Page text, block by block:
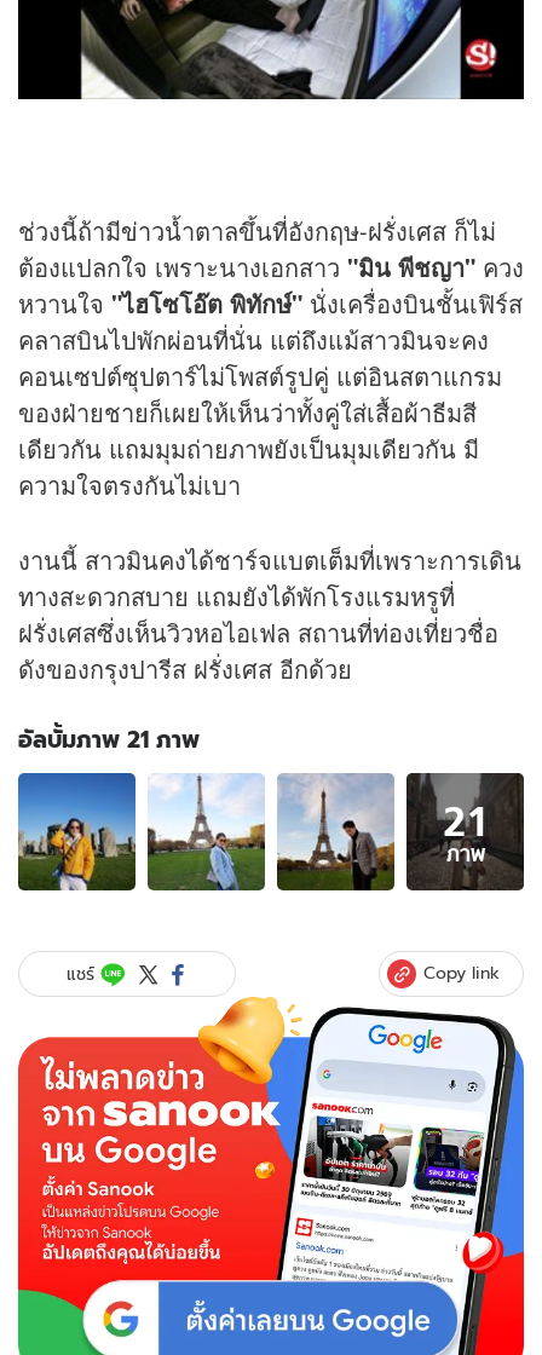
ช่วงนี้ถ้ามีข่าวน้ำตาลขึ้นที่อังกฤษ-ฝรั่งเศส ก็ไม่
ต้องแปลกใจ เพราะนางเอกสาว "มิน พีชญา" ควง
หวานใจ "ไฮโซโอ๊ต พิทักษ์" นั่งเครื่องบินชั้นเฟิร์ส
คลาสบินไปพักผ่อนที่นั่น แต่ถึงแม้สาวมินจะคง
คอนเซปต์ซุปตาร์ไม่โพสต์รูปคู่ แต่อินสตาแกรม
ของฝ่ายชายก็เผยให้เห็นว่าทั้งคู่ใส่เสื้อผ้าธีมสี
เดียวกัน แถมมุมถ่ายภาพยังเป็นมุมเดียวกัน มี
ความใจตรงกันไม่เบา
งานนี้ สาวมินคงได้ชาร์จแบตเต็มที่เพราะการเดิน
ทางสะดวกสบาย แถมยังได้พักโรงแรมหรูที่
ฝรั่งเศสซึ่งเห็นวิวหอไอเฟล สถานที่ท่องเที่ยวชื่อ
ดังของกรุงปารีส ฝรั่งเศส อีกด้วย
อัลบั้มภาพ 21 ภาพ
อัลบั้ม
ภาพ
21
ภาพ
ของ
ไฮ
โซ
เที่ยว
ยุโรป
เฟิร์ส
คลาส
โรงแรม
21
ภาพ
แชร์ Copy link